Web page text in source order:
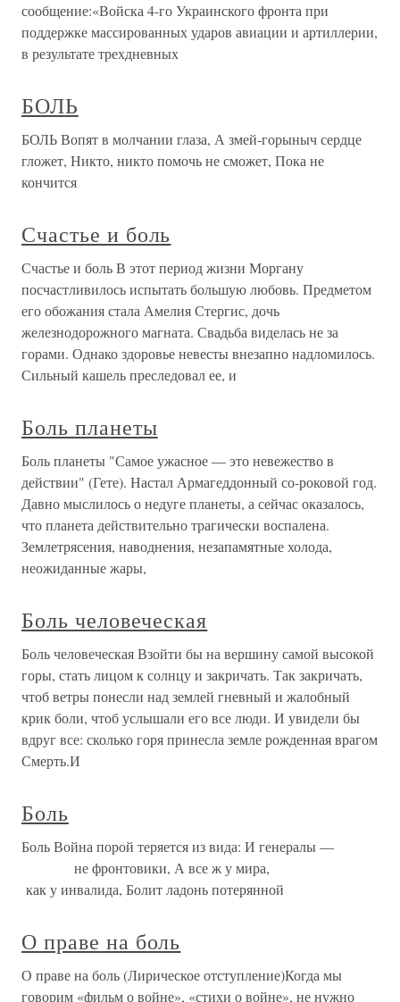
сообщение:«Войска 4-го Украинского фронта при
поддержке массированных ударов авиации и артиллерии,
в результате трехдневных
БОЛЬ
БОЛЬ Вопят в молчании глаза, А змей-горыныч сердце
гложет, Никто, никто помочь не сможет, Пока не
кончится
Счастье и боль
Счастье и боль В этот период жизни Моргану
посчастливилось испытать большую любовь. Предметом
его обожания стала Амелия Стергис, дочь
железнодорожного магната. Свадьба виделась не за
горами. Однако здоровье невесты внезапно надломилось.
Сильный кашель преследовал ее, и
Боль планеты
Боль планеты "Самое ужасное — это невежество в
действии" (Гете). Настал Армагеддонный со-роковой год.
Давно мыслилось о недуге планеты, а сейчас оказалось,
что планета действительно трагически воспалена.
Землетрясения, наводнения, незапамятные холода,
неожиданные жары,
Боль человеческая
Боль человеческая Взойти бы на вершину самой высокой
горы, стать лицом к солнцу и закричать. Так закричать,
чтоб ветры понесли над землей гневный и жалобный
крик боли, чтоб услышали его все люди. И увидели бы
вдруг все: сколько горя принесла земле рожденная врагом
Смерть.И
Боль
Боль Война порой теряется из вида: И генералы —
не фронтовики, А все ж у мира,
как у инвалида, Болит ладонь потерянной
О праве на боль
О праве на боль (Лирическое отступление)Когда мы
говорим «фильм о войне», «стихи о войне», не нужно